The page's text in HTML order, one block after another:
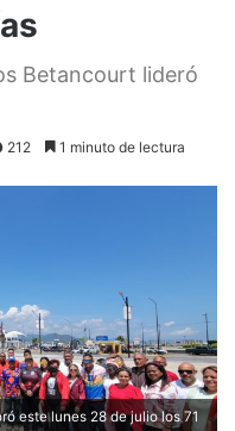
Betancourt lideró
212 1 minuto de lectura
este lunes 28 de julio los 71